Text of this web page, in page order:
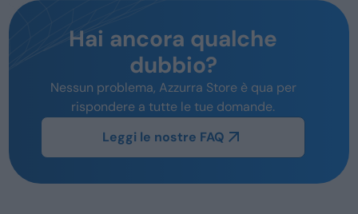
Hai ancora qualche
dubbio?
Nessun problema, Azzurra Store è qua per
rispondere a tutte le tue domande.
Leggi le nostre FAQ